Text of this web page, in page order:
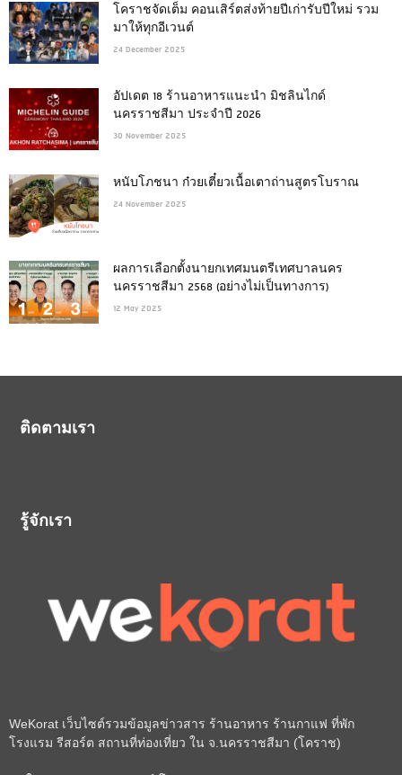
โคราชจัดเต็ม คอนเสิร์ตส่งท้ายปีเก่ารับปีใหม่ รวม
มาให้ทุกอีเวนต์
24 December 2025
อัปเดต 18 ร้านอาหารแนะนำ มิชลินไกด์
นครราชสีมา ประจำปี 2026
30 November 2025
หนับโภชนา ก๋วยเตี๋ยวเนื้อเตาถ่านสูตรโบราณ
24 November 2025
ผลการเลือกตั้งนายกเทศมนตรีเทศบาลนคร
นครราชสีมา 2568 (อย่างไม่เป็นทางการ)
12 May 2025
ติดตามเรา
รู้จักเรา
WeKorat เว็บไซต์รวมข้อมูลข่าวสาร ร้านอาหาร ร้านกาแฟ ที่พัก
โรงแรม รีสอร์ต สถานที่ท่องเที่ยว ใน จ.นครราชสีมา (โคราช)